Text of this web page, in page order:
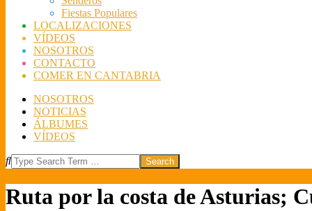
Fiestas Populares
LOCALIZACIONES
VÍDEOS
NOSOTROS
CONTACTO
COMER EN CANTABRIA
NOSOTROS
NOTICIAS
ÁLBUMES
VÍDEOS
Search
Ruta por la costa de Asturias;